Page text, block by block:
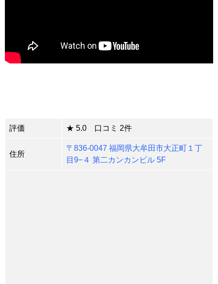
評価 ★ 5.0 口コミ 2件
住所
〒836-0047 福岡県大牟田市大正町１丁
目9−４ 第二カンカンビル 5F